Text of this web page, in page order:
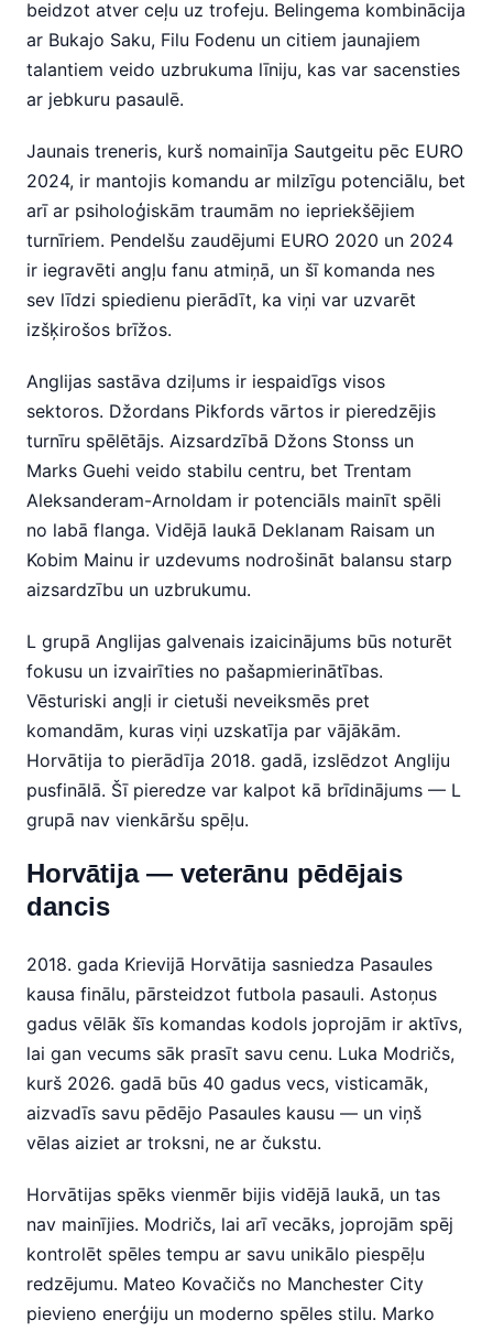
beidzot atver ceļu uz trofeju. Belingema kombinācija
ar Bukajo Saku, Filu Fodenu un citiem jaunajiem
talantiem veido uzbrukuma līniju, kas var sacensties
ar jebkuru pasaulē.
Jaunais treneris, kurš nomainīja Sautgeitu pēc EURO
2024, ir mantojis komandu ar milzīgu potenciālu, bet
arī ar psiholoģiskām traumām no iepriekšējiem
turnīriem. Pendelšu zaudējumi EURO 2020 un 2024
ir iegravēti angļu fanu atmiņā, un šī komanda nes
sev līdzi spiedienu pierādīt, ka viņi var uzvarēt
izšķirošos brīžos.
Anglijas sastāva dziļums ir iespaidīgs visos
sektoros. Džordans Pikfords vārtos ir pieredzējis
turnīru spēlētājs. Aizsardzībā Džons Stonss un
Marks Guehi veido stabilu centru, bet Trentam
Aleksanderam-Arnoldam ir potenciāls mainīt spēli
no labā flanga. Vidējā laukā Deklanam Raisam un
Kobim Mainu ir uzdevums nodrošināt balansu starp
aizsardzību un uzbrukumu.
L grupā Anglijas galvenais izaicinājums būs noturēt
fokusu un izvairīties no pašapmierinātības.
Vēsturiski angļi ir cietuši neveiksmēs pret
komandām, kuras viņi uzskatīja par vājākām.
Horvātija to pierādīja 2018. gadā, izslēdzot Angliju
pusfinālā. Šī pieredze var kalpot kā brīdinājums — L
grupā nav vienkāršu spēļu.
Horvātija — veterānu pēdējais
dancis
2018. gada Krievijā Horvātija sasniedza Pasaules
kausa finālu, pārsteidzot futbola pasauli. Astoņus
gadus vēlāk šīs komandas kodols joprojām ir aktīvs,
lai gan vecums sāk prasīt savu cenu. Luka Modričs,
kurš 2026. gadā būs 40 gadus vecs, visticamāk,
aizvadīs savu pēdējo Pasaules kausu — un viņš
vēlas aiziet ar troksni, ne ar čukstu.
Horvātijas spēks vienmēr bijis vidējā laukā, un tas
nav mainījies. Modričs, lai arī vecāks, joprojām spēj
kontrolēt spēles tempu ar savu unikālo piespēļu
redzējumu. Mateo Kovačičs no Manchester City
pievieno enerģiju un moderno spēles stilu. Marko